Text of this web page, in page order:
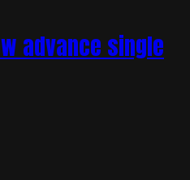
advance single